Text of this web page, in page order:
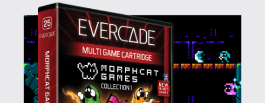
Még nem is sejtették, hogy ez a limitáció
mekkora fejfájást fog okozni nekik!
Viszont brutális optimalizációval sikerült
megalkotniuk egy elképesztő grafikával,
zenével és gameplay-jel rendelkező
modern klasszikust, ami simán lepipálja a
legtöbb régi nagyágyút is. A kaotikus